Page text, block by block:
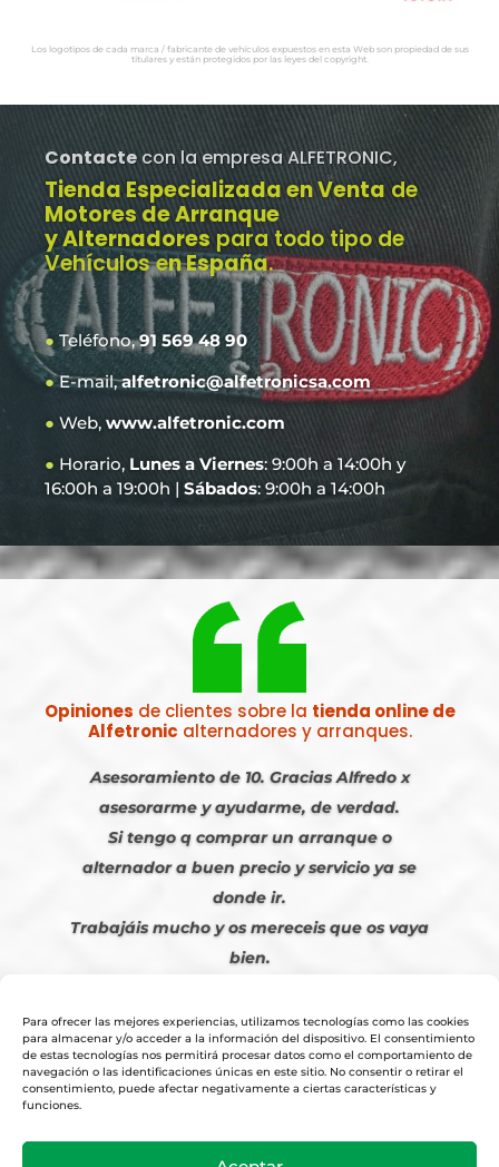
Para ofrecer las mejores experiencias, utilizamos tecnologías como las cookies
para almacenar y/o acceder a la información del dispositivo. El consentimiento
de estas tecnologías nos permitirá procesar datos como el comportamiento de
navegación o las identificaciones únicas en este sitio. No consentir o retirar el
consentimiento, puede afectar negativamente a ciertas características y
funciones.
Los logotipos de cada marca / fabricante de vehículos expuestos en esta Web son propiedad de sus
titulares y están protegidos por las leyes del copyright.
Contacte con la empresa ALFETRONIC,
Tienda Especializada en Venta de
Motores de Arranque
y Alternadores para todo tipo de
Vehículos en España.
●Teléfono,91 569 48 90
●E-mail,alfetronic@alfetronicsa.com
● Web, www.alfetronic.com
● Horario, Lunes a Viernes: 9:00h a 14:00h y
16:00h a 19:00h | Sábados: 9:00h a 14:00h
Opiniones de clientes sobre la tienda online de
Alfetronic alternadores y arranques.
Asesoramiento de 10. Gracias Alfredo x
asesorarme y ayudarme, de verdad.
Si tengo q comprar un arranque o
alternador a buen precio y servicio ya se
donde ir.
Trabajáis mucho y os mereceis que os vaya
bien.